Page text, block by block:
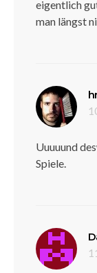
eigentlich
man längst
Uuuuund
Spiele.